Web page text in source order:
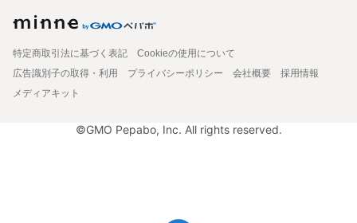
特定商取引法に基づく表記
Cookieの使用について
広告識別子の取得・利用
プライバシーポリシー 会社概要
採用情報
メディアキット
©GMO Pepabo, Inc. All rights reserved.